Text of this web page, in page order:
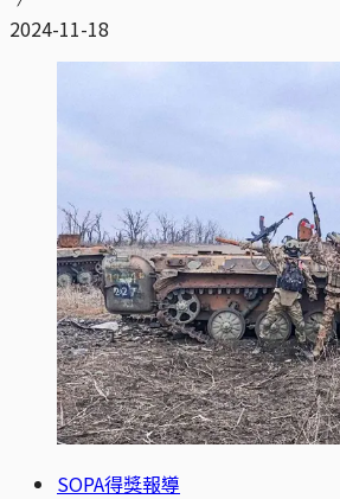
2024-11-18
SOPA得獎報導